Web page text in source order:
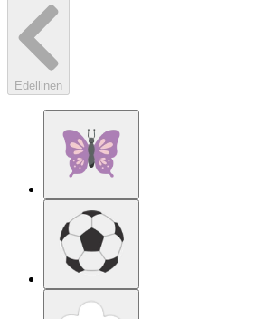
Edellinen